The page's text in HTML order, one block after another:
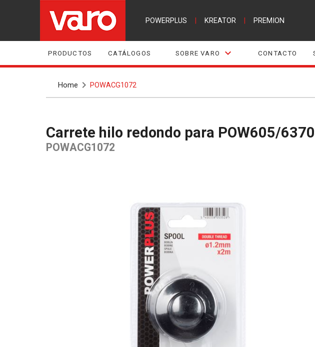
POWERPLUS KREATOR PREMION
PRODUCTOS CATÁLOGOS SOBRE VARO CONTACTO
Home POWACG1072
Carrete hilo redondo para POW605/
POWACG1072